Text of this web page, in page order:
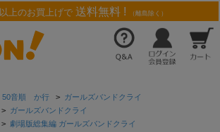
以上のお買上げで 送料無料 ! （離島除く）
50音順 か行 > ガールズバンドクライ
> ガールズバンドクライ
> 劇場版総集編 ガールズバンドクライ